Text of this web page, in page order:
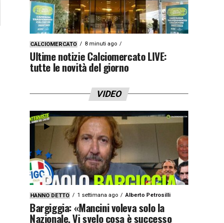
CALCIOMERCATO 8 minuti ago
Ultime notizie Calciomercato LIVE:
tutte le novità del giorno
VIDEO
HANNO DETTO 1 settimana ago Alberto Petrosilli
Bargiggia: «Mancini voleva solo la
Nazionale. Vi svelo cosa è successo